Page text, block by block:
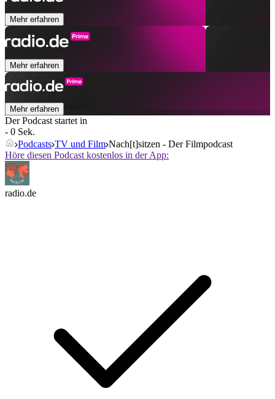
Mehr erfahren
Mehr erfahren
Mehr erfahren
Der Podcast startet in
- 0 Sek.
Podcasts TV und Film Nach[t]sitzen - Der Filmpodcast
Höre diesen Podcast kostenlos in der App:
radio.de